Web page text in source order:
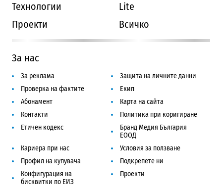
Технологии
Lite
Проекти
Всичко
За нас
За реклама
Защита на личните данни
Проверка на фактите
Екип
Абонамент
Карта на сайта
Контакти
Политика при коригиране
Етичен кодекс
Бранд Медия България
ЕООД
Кариера при нас
Условия за ползване
Профил на купувача
Подкрепете ни
Конфигурация на
бисквитки по ЕИЗ
Проекти